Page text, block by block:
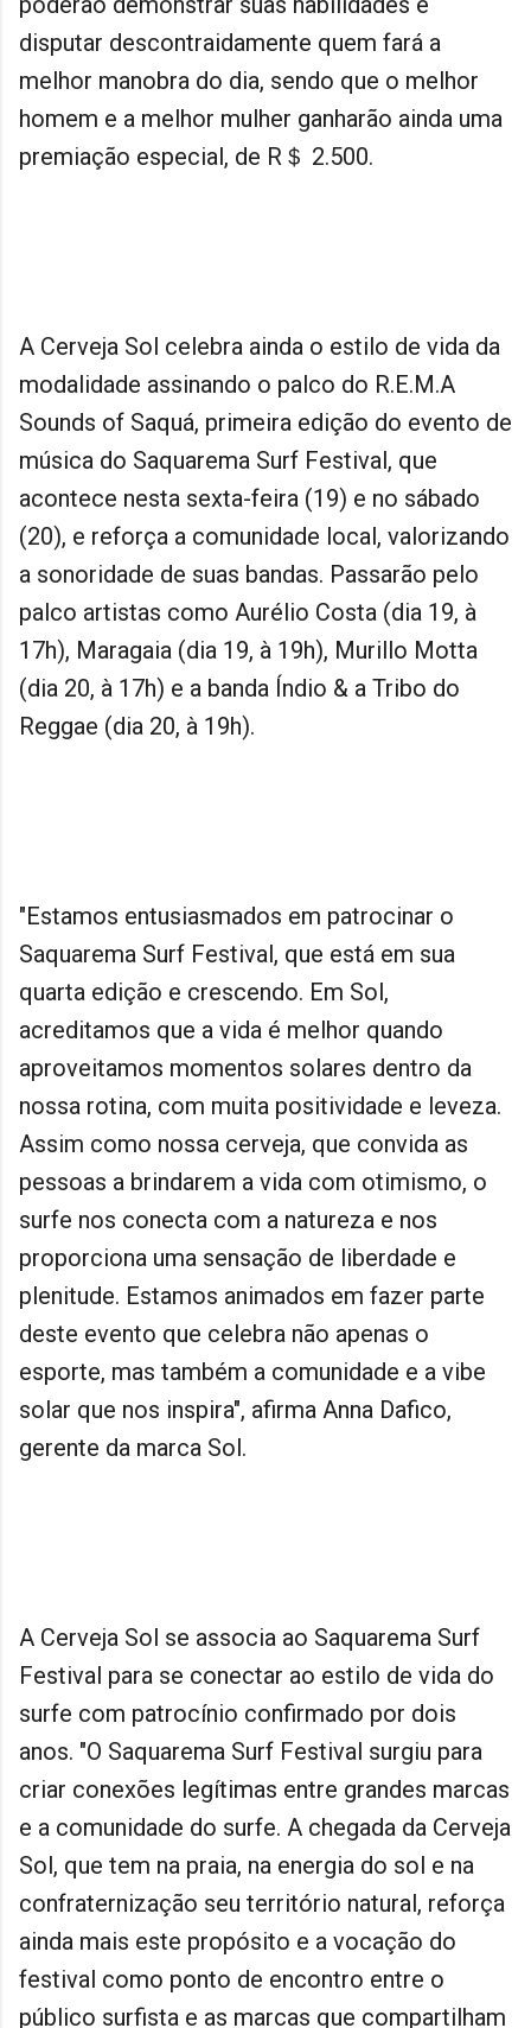
disputar descontraidamente quem fará a
melhor manobra do dia, sendo que o melhor
homem e a melhor mulher ganharão ainda uma
premiação especial, de R＄ 2.500.
A Cerveja Sol celebra ainda o estilo de vida da
modalidade assinando o palco do R.E.M.A
Sounds of Saquá, primeira edição do evento de
música do Saquarema Surf Festival, que
acontece nesta sexta-feira (19) e no sábado
(20), e reforça a comunidade local, valorizando
a sonoridade de suas bandas. Passarão pelo
palco artistas como Aurélio Costa (dia 19, à
17h), Maragaia (dia 19, à 19h), Murillo Motta
(dia 20, à 17h) e a banda Índio & a Tribo do
Reggae (dia 20, à 19h).
"Estamos entusiasmados em patrocinar o
Saquarema Surf Festival, que está em sua
quarta edição e crescendo. Em Sol,
acreditamos que a vida é melhor quando
aproveitamos momentos solares dentro da
nossa rotina, com muita positividade e leveza.
Assim como nossa cerveja, que convida as
pessoas a brindarem a vida com otimismo, o
surfe nos conecta com a natureza e nos
proporciona uma sensação de liberdade e
plenitude. Estamos animados em fazer parte
deste evento que celebra não apenas o
esporte, mas também a comunidade e a vibe
solar que nos inspira", afirma Anna Dafico,
gerente da marca Sol.
A Cerveja Sol se associa ao Saquarema Surf
Festival para se conectar ao estilo de vida do
surfe com patrocínio confirmado por dois
anos. "O Saquarema Surf Festival surgiu para
criar conexões legítimas entre grandes marcas
e a comunidade do surfe. A chegada da Cerveja
Sol, que tem na praia, na energia do sol e na
confraternização seu território natural, reforça
ainda mais este propósito e a vocação do
festival como ponto de encontro entre o
público surfista e as marcas que compartilham